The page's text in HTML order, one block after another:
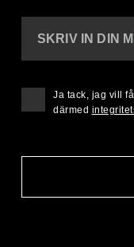
SKRIV IN DIN
Ja tack, jag vill
därmed